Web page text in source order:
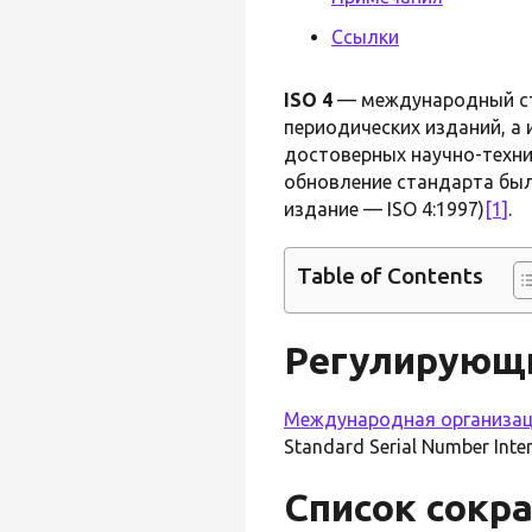
Ссылки
ISO 4 — международный
периодических изданий,
достоверных научно-
обновление стандарта
издание — ISO 4:1997) [1] .
Table of Contents
Международная
Standard Serial Number
Список